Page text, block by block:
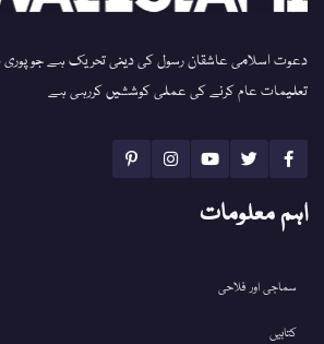
دعوت اسلامی عاشقان رسول کی دینی تحریک ہے جو پوری
تعلیمات عام کرنے کی عملی کوششیں کررہی ہے
اہم معلومات
سماجی اور فلاحی
کتابیں